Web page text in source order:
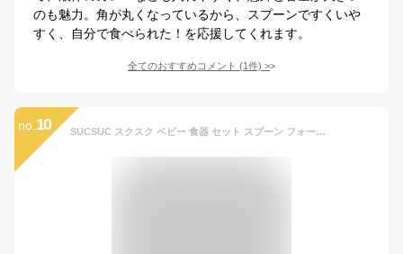
のも魅力。角が丸くなっているから、スプーンですくいや
すく、自分で食べられた！を応援してくれます。
全てのおすすめコメント (1件) >
no. 10 SUCSUC スクスク ベビー 食器 セット スプーン フォーク ボウル トレイ 定番 子ども食器 食洗機 7点 レンジ ギフトセット 食器セット トレーにはめる 赤ちゃん ベビーギフト 電子レンジ 子供用 子ども用 子ども こども 子供 贈り物 出産祝い 抗菌 割れない お祝い ギフト